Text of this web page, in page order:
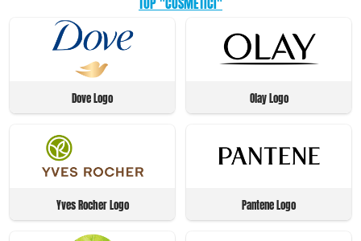
Dove Logo Olay Logo
Yves Rocher Logo Pantene Logo